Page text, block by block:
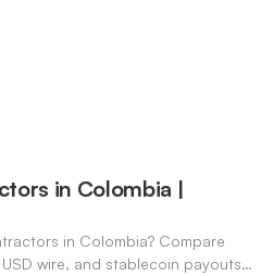
in Colombia |
in Colombia? Compare
wire, and stablecoin payouts.